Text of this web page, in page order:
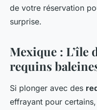
de votre réservation
surprise.
Mexique : L’île
requins
Si plonger avec des
effrayant pour certains,